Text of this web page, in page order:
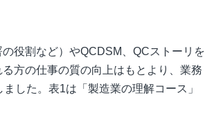
役割など）やQCDSM、QCストーリを
方の仕事の質の向上はもとより、業務
した。表1は「製造業の理解コース」